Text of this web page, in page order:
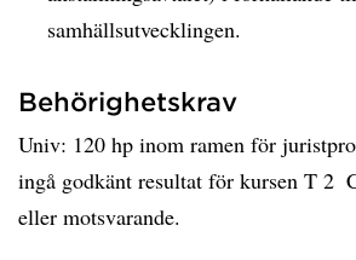
samhällsutvecklingen.
Behörighetskrav
Univ: 120 hp inom ramen för
ingå godkänt resultat för kursen T 2 
eller motsvarande.